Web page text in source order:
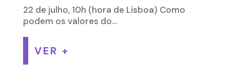
22 de julho, 10h (hora de Lisboa) Como
podem os valores do...
VER +